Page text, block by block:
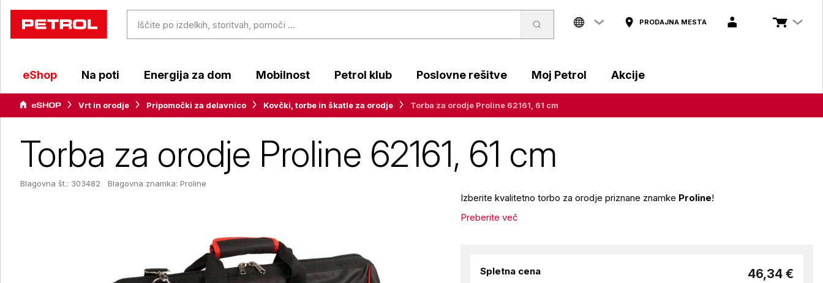
PRODAJNA MESTA
eShop Na poti Energija za dom Mobilnost Petrol klub Poslovne rešitve Moj Petrol Akcije
Vrt in orodje Pripomočki za delavnico Kovčki, torbe in škatle za orodje Torba za orodje Proline 62161, 61 cm
Torba za orodje Proline 62161, 61 cm
Blagovna št.: 303482 Blagovna znamka: Proline
Izberite kvalitetno torbo za orodje priznane znamke Proline!
Preberite več
Spletna cena 46,34 €